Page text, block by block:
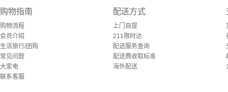
购物指南
购物流程
会员介绍
生活旅行/团购
常见问题
大家电
联系客服
配送方式
上门自提
211限时达
配送服务查询
配送费收取标准
海外配送